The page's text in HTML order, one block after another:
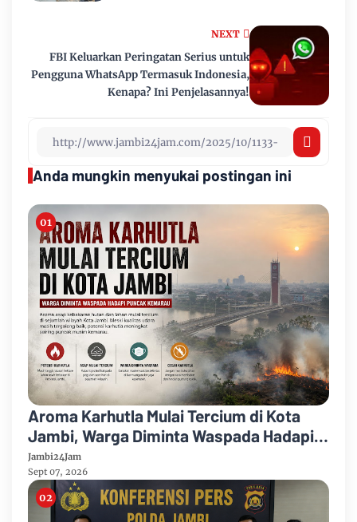
NEXT
FBI Keluarkan Peringatan Serius untuk
Pengguna WhatsApp Termasuk Indonesia,
Kenapa? Ini Penjelasannya!
Anda mungkin menyukai postingan ini
Aroma Karhutla Mulai Tercium di Kota
Jambi, Warga Diminta Waspada Hadapi
Puncak Kemarau
Jambi24Jam
Sept 07, 2026